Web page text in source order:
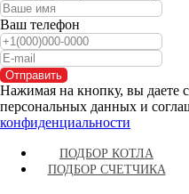
Ваш телефон
Отправить
Нажимая на кнопку, вы даете
персональных данных и
конфиденциальности
ПОДБОР КОТЛА
ПОДБОР СЧЕТЧИКА